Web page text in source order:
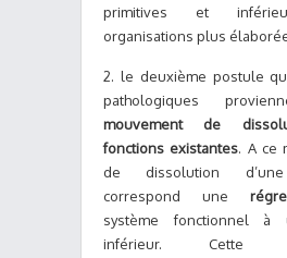
primitives et
organisations plus
2. le deuxième postule
pathologiques
mouvement de
fonctions existantes. A ce
de dissolution
correspond une
système fonctionnel à
inférieur. Cette